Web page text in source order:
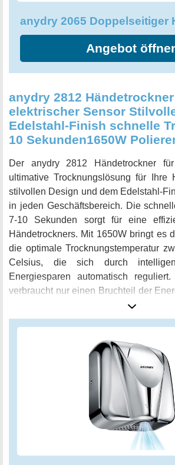
Angebot
anydry 2812
elektrischer Sensor
Edelstahl-Finish schnelle
10 Sekunden1650W
Der anydry 2812 Händetrockner
ultimative Trocknungslösung für Ihre
stilvollen Design und dem Edelstahl-
in jeden Geschäftsbereich. Die
7-10 Sekunden sorgt für eine
Händetrockners. Mit 1650W bringt es
die optimale Trocknungstemperatur
Celsius, die sich durch
Energiesparen automatisch
verbraucht nur einen Bruchteil der
herkömmlichen Händetrocknern,
Kinderhände schützt, sondern auch
langlebig und lässt sich einfach
Luftauslass sorgt dafür, dass der
konzentriert wird und somit besonders
starkem Verkehr ist. Der anydry
einfach und sicher zu installieren. Mit
1,7 m Netzkabel wird er direkt in die
oder vom Elektriker fest an die
Dank seines hochmodernen